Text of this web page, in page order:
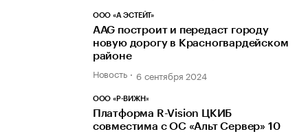
ООО «А ЭСТЕЙТ»
AAG построит и передаст городу
новую дорогу в Красногвардейском
районе
Новость 6 сентября 2024
ООО «Р-ВИЖН»
Платформа R-Vision ЦКИБ
совместима с ОС «Альт Сервер» 10